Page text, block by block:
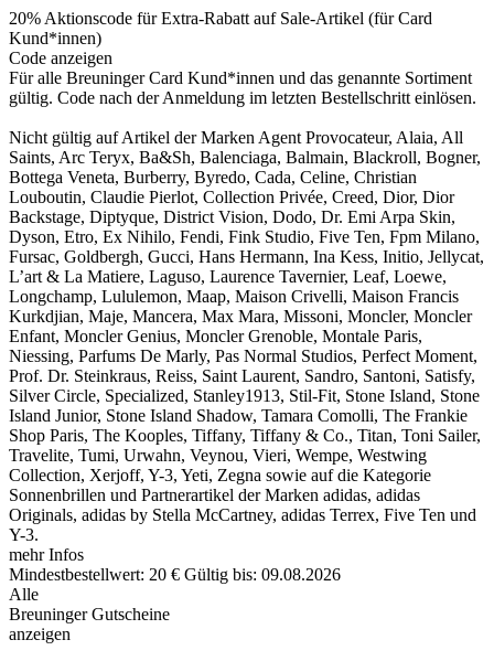
20% Aktionscode für Extra-Rabatt auf Sale-Artikel (für Card
Kund*innen)
Code anzeigen
Für alle Breuninger Card Kund*innen und das genannte Sortiment
gültig. Code nach der Anmeldung im letzten Bestellschritt einlösen.
Nicht gültig auf Artikel der Marken Agent Provocateur, Alaia, All
Saints, Arc Teryx, Ba&Sh, Balenciaga, Balmain, Blackroll, Bogner,
Bottega Veneta, Burberry, Byredo, Cada, Celine, Christian
Louboutin, Claudie Pierlot, Collection Privée, Creed, Dior, Dior
Backstage, Diptyque, District Vision, Dodo, Dr. Emi Arpa Skin,
Dyson, Etro, Ex Nihilo, Fendi, Fink Studio, Five Ten, Fpm Milano,
Fursac, Goldbergh, Gucci, Hans Hermann, Ina Kess, Initio, Jellycat,
L’art & La Matiere, Laguso, Laurence Tavernier, Leaf, Loewe,
Longchamp, Lululemon, Maap, Maison Crivelli, Maison Francis
Kurkdjian, Maje, Mancera, Max Mara, Missoni, Moncler, Moncler
Enfant, Moncler Genius, Moncler Grenoble, Montale Paris,
Niessing, Parfums De Marly, Pas Normal Studios, Perfect Moment,
Prof. Dr. Steinkraus, Reiss, Saint Laurent, Sandro, Santoni, Satisfy,
Silver Circle, Specialized, Stanley1913, Stil-Fit, Stone Island, Stone
Island Junior, Stone Island Shadow, Tamara Comolli, The Frankie
Shop Paris, The Kooples, Tiffany, Tiffany & Co., Titan, Toni Sailer,
Travelite, Tumi, Urwahn, Veynou, Vieri, Wempe, Westwing
Collection, Xerjoff, Y-3, Yeti, Zegna sowie auf die Kategorie
Sonnenbrillen und Partnerartikel der Marken adidas, adidas
Originals, adidas by Stella McCartney, adidas Terrex, Five Ten und
Y-3.
mehr Infos
Mindestbestellwert: 20 € Gültig bis: 09.08.2026
Alle
Breuninger Gutscheine
anzeigen